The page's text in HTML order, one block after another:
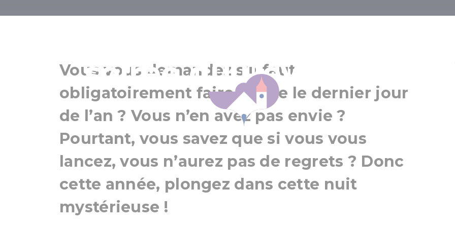
soirée du Réveillon !
Vous vous demandez s’il faut
obligatoirement faire la fête le dernier jour
de l’an ? Vous n’en avez pas envie ?
Pourtant, vous savez que si vous vous
lancez, vous n’aurez pas de regrets ? Donc
cette année, plongez dans cette nuit
mystérieuse !